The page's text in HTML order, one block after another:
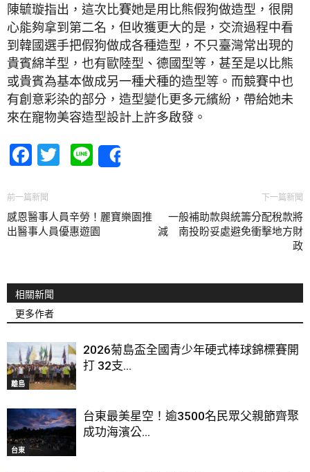
陳毓璇指出，這次比賽她是用比熊假狗做造型，很開
心能夠拿到第二名，但收獲更大的是，交流過程中看
到韓國選手把假狗做成各種造型，不只臺灣常出現的
貴賓綿羊型，也有歐陸型、德國型等，甚至是以比熊
或貴賓為基本做成另一種犬種的造型等。而競賽中也
有創意彩染的部分，造型變化更多元繽紛，帶給她未
來在寵物美容造型設計上許多啟發。
Facebook
Twitter
Line
前一篇新聞
感恩醫事人員辛勞！麗寶樂園推
出醫事人員優惠遊園
下一篇新聞
一般補助款與統籌分配稅款將
減 南投盼妥處避免衝擊地方財
政
相關新聞
更多作者
離島
2026菊島盃全國青少年硬式棒球錦標賽開
打 32支...
台東
台東最美星空！逾3500名民眾父親節齊聚
成功海濱公...